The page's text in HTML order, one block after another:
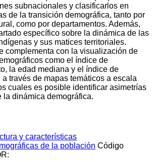
el estudio “Estructura y
sociodemográficas de la población” que
en la composición de la población por
la dinámica de la trayectoria
cuanto a las transformaciones
país, haciendo uso de pirámides de
largo del periodo 1950-2022 y
un enfoque territorial que permite
subnacionales y clasificarlos en
de la transición demográfica, tanto por
como por departamentos. Además,
específico sobre la dinámica de las
y sus matices territoriales.
complementa con la visualización de
como el índice de
la edad mediana y el índice de
a través de mapas temáticos a escala